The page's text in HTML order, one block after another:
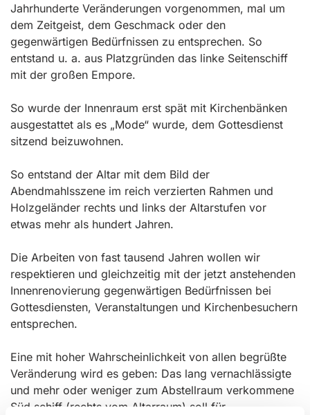
Jahrhunderte Veränderungen vorgenommen, mal um
dem Zeitgeist, dem Geschmack oder den
gegenwärtigen Bedürfnissen zu entsprechen. So
entstand u. a. aus Platzgründen das linke Seitenschiff
mit der großen Empore.
So wurde der Innenraum erst spät mit Kirchenbänken
ausgestattet als es „Mode“ wurde, dem Gottesdienst
sitzend beizuwohnen.
So entstand der Altar mit dem Bild der
Abendmahlsszene im reich verzierten Rahmen und
Holzgeländer rechts und links der Altarstufen vor
etwas mehr als hundert Jahren.
Die Arbeiten von fast tausend Jahren wollen wir
respektieren und gleichzeitig mit der jetzt anstehenden
Innenrenovierung gegenwärtigen Bedürfnissen bei
Gottesdiensten, Veranstaltungen und Kirchenbesuchern
entsprechen.
Eine mit hoher Wahrscheinlichkeit von allen begrüßte
Veränderung wird es geben: Das lang vernachlässigte
und mehr oder weniger zum Abstellraum verkommene
Süd schiff (rechts vom Altarraum) soll für